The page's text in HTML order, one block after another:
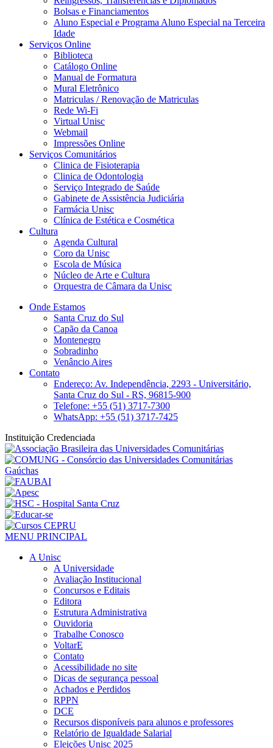
Bolsas e Financiamentos
Aluno Especial e Programa Aluno Especial na Terceira
Idade
Serviços Online
Biblioteca
Catálogo Online
Manual de Formatura
Mural Eletrônico
Matriculas / Renovação de Matriculas
Rede Wi-Fi
Virtual Unisc
Webmail
Impressões Online
Serviços Comunitários
Clinica de Fisioterapia
Clinica de Odontologia
Serviço Integrado de Saúde
Gabinete de Assistência Judiciária
Farmácia Unisc
Clínica de Estética e Cosmética
Cultura
Agenda Cultural
Coro da Unisc
Escola de Música
Núcleo de Arte e Cultura
Orquestra de Câmara da Unisc
Onde Estamos
Santa Cruz do Sul
Capão da Canoa
Montenegro
Sobradinho
Venâncio Aires
Contato
Endereço: Av. Independência, 2293 - Universitário,
Santa Cruz do Sul - RS, 96815-900
Telefone: +55 (51) 3717-7300
WhatsApp: +55 (51) 3717-7425
Instituição Credenciada
MENU PRINCIPAL
A Unisc
A Universidade
Avaliação Institucional
Concursos e Editais
Editora
Estrutura Administrativa
Ouvidoria
Trabalhe Conosco
VoltarE
Contato
Acessibilidade no site
Dicas de segurança pessoal
Achados e Perdidos
RPPN
DCE
Recursos disponíveis para alunos e professores
Relatório de Igualdade Salarial
Eleições Unisc 2025